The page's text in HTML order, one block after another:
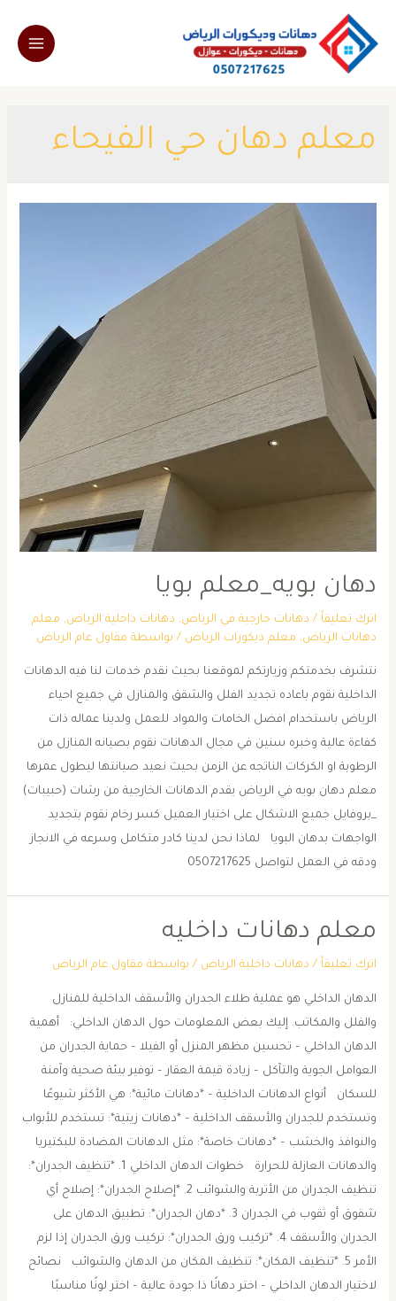
المحتوى
Main
معلم دهان حي الفيحاء
دهان بويه_معلم بويا
اترك تعليقاً / دهانات خارجية في الرياض, دهانات داخلية الرياض, معلم
دهانات الرياض, معلم ديكورات الرياض / بواسطة مقاول عام الرياض
نتشرف بخدمتكم وزيارتكم لموقعنا بحيث نقدم خدمات لنا فيه الدهانات
الداخلية نقوم باعاده تجديد الفلل والشقق والمنازل في جميع احياء
الرياض باستخدام افضل الخامات والمواد للعمل ولدينا عماله ذات
كفاءة عالية وخبره سنين في مجال الدهانات نقوم بصيانه المنازل من
الرطوبة او الكركات الناتجه عن الزمن بحيث نعيد صيانتها ليطول عمرها
معلم دهان بويه في الرياض يقدم الدهانات الخارجية من رشات (حبيبات)
_بروفايل جميع الاشكال على اختيار العميل كسر رخام نقوم بتجديد
الواجهات بدهان البويا لماذا نحن لدينا كادر متكامل وسرعه في الانجاز
ودقه في العمل لتواصل 0507217625
معلم دهانات داخليه
اترك تعليقاً / دهانات داخلية الرياض / بواسطة مقاول عام الرياض
الدهان الداخلي هو عملية طلاء الجدران والأسقف الداخلية للمنازل
والفلل والمكاتب. إليك بعض المعلومات حول الدهان الداخلي: أهمية
الدهان الداخلي – تحسين مظهر المنزل أو الفيلا – حماية الجدران من
العوامل الجوية والتآكل – زيادة قيمة العقار – توفير بيئة صحية وآمنة
للسكان أنواع الدهانات الداخلية – *دهانات مائية*: هي الأكثر شيوعًا
وتستخدم للجدران والأسقف الداخلية – *دهانات زيتية*: تستخدم للأبواب
والنوافذ والخشب – *دهانات خاصة*: مثل الدهانات المضادة للبكتيريا
والدهانات العازلة للحرارة خطوات الدهان الداخلي 1. *تنظيف الجدران*:
تنظيف الجدران من الأتربة والشوائب 2. *إصلاح الجدران*: إصلاح أي
شقوق أو ثقوب في الجدران 3. *دهان الجدران*: تطبيق الدهان على
الجدران والأسقف 4. *تركيب ورق الجدران*: تركيب ورق الجدران إذا لزم
الأمر 5. *تنظيف المكان*: تنظيف المكان من الدهان والشوائب نصائح
لاختيار الدهان الداخلي – اختر دهانًا ذا جودة عالية – اختر لونًا مناسبًا